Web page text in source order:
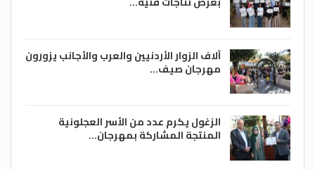
آلاف الزوار الأردنيين والعرب والأجانب يزورون
مهرجان صيف…
الزغول يكرم عدد من الأسر العجلونية
المنتجة المشاركة بمهرجان…